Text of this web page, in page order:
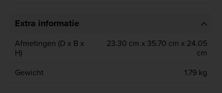
Extra informatie
Afmetingen (D x B x
H)
23.30 cm x 35.70 cm x 24.05
cm
Gewicht
1.79 kg